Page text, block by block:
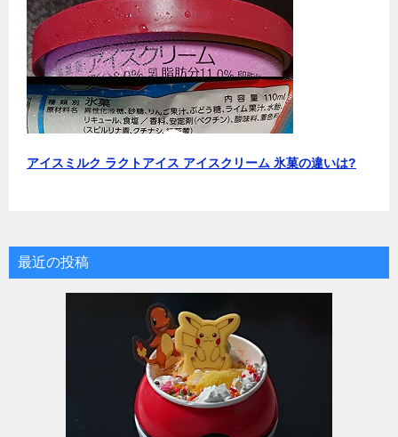
アイスミルク ラクトアイス アイスクリーム 氷菓の違いは?
最近の投稿